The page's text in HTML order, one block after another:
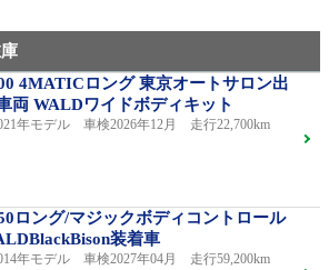
4MATICロング 東京オートサロン出
両 WALDワイドボディキット
年モデル 車検2026年12月 走行22,700km
ロング/マジックボディコントロール
装着車
年モデル 車検2027年04月 走行59,200km